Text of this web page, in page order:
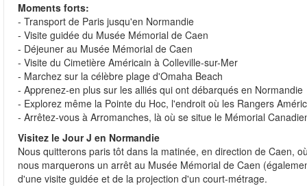
Moments forts:
- Transport de Paris jusqu'en Normandie
- Visite guidée du Musée Mémorial de Caen
- Déjeuner au Musée Mémorial de Caen
- Visite du Cimetière Américain à Colleville-sur-Mer
- Marchez sur la célèbre plage d'Omaha Beach
- Apprenez-en plus sur les alliés qui ont débarqués en Normandie
- Explorez même la Pointe du Hoc, l'endroit où les Rangers
- Arrêtez-vous à Arromanches, là où se situe le Mémorial
Visitez le Jour J en Normandie
Nous quitterons paris tôt dans la matinée, en direction de Caen,
nous marquerons un arrêt au Musée Mémorial de Caen
d'une visite guidée et de la projection d'un court-métrage.